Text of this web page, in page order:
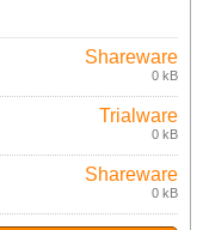
Shareware
0 kB
Trialware
0 kB
Shareware
0 kB